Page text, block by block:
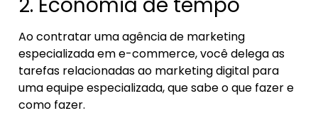
Ao contratar uma agência de marketing
especializada em e-commerce, você delega as
tarefas relacionadas ao marketing digital para
uma equipe especializada, que sabe o que fazer e
como fazer.